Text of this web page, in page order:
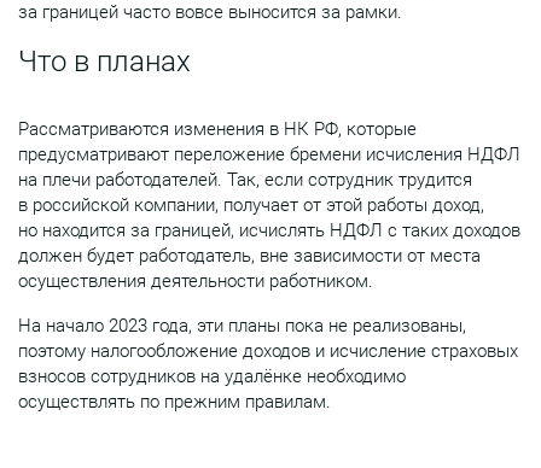
за границей часто вовсе выносится за рамки.
Что в планах
Рассматриваются изменения в НК РФ, которые
предусматривают переложение бремени исчисления НДФЛ
на плечи работодателей. Так, если сотрудник трудится
в российской компании, получает от этой работы доход,
но находится за границей, исчислять НДФЛ с таких доходов
должен будет работодатель, вне зависимости от места
осуществления деятельности работником.
На начало 2023 года, эти планы пока не реализованы,
поэтому налогообложение доходов и исчисление страховых
взносов сотрудников на удалёнке необходимо
осуществлять по прежним правилам.